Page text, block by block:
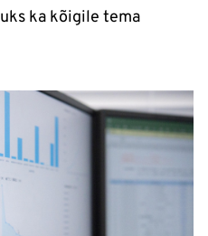
ka kõigile tema